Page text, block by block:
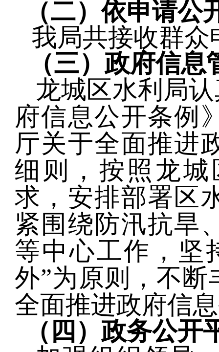
（二）依申请公
我局共接收群众
（三）政府信息
龙城区水利局
府信息公开条例
厅关于全面推进
细则 ， 按照龙城
求，安排部署 区
紧围绕防汛抗旱
等中心工作，坚
外”为原则，不
全面推进政府信
（四）政务公